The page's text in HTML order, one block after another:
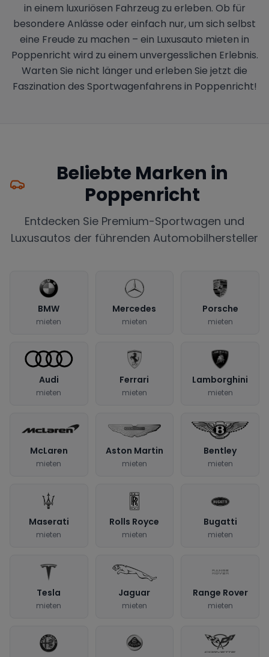
in einem luxuriösen Fahrzeug zu erleben. Ob für
besondere Anlässe oder einfach nur, um sich selbst
eine Freude zu machen – ein Luxusauto mieten in
Poppenricht wird zu einem unvergesslichen Erlebnis.
Warten Sie nicht länger und erleben Sie jetzt die
Faszination des Sportwagenfahrens in Poppenricht!
Beliebte Marken in
Poppenricht
Entdecken Sie Premium-Sportwagen und
Luxusautos der führenden Automobilhersteller
BMW
mieten
Mercedes
mieten
Porsche
mieten
Audi
mieten
Ferrari
mieten
Lamborghini
mieten
McLaren
mieten
Aston Martin
mieten
Bentley
mieten
Maserati
mieten
Rolls Royce
mieten
Bugatti
mieten
Tesla
mieten
Jaguar
mieten
Range Rover
mieten